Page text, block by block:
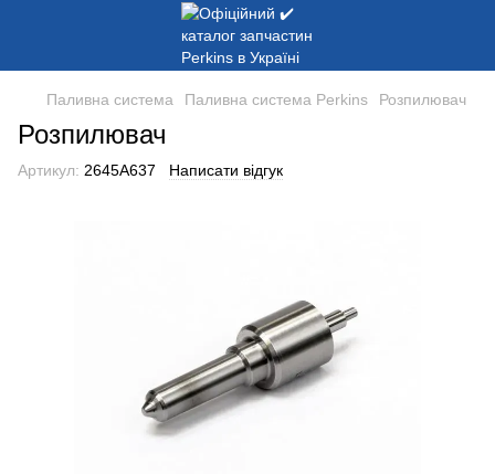
Паливна система Паливна система Perkins Розпилювач
Розпилювач
Артикул: 2645A637 Написати відгук